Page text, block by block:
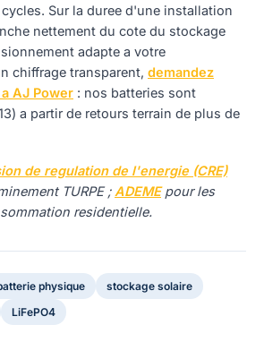
Sur la duree d'une installation
nettement du cote du stockage
adapte a votre
chiffrage transparent, demandez
AJ Power : nos batteries sont
a partir de retours terrain de plus de
de regulation de l'energie (CRE)
TURPE ; ADEMEpour les
residentielle.
physique
stockage solaire
LiFePO4